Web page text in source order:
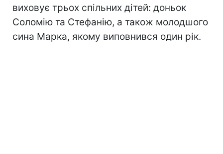
виховує трьох спільних дітей: доньок
Соломію та Стефанію, а також молодшого
сина Марка, якому виповнився один рік.